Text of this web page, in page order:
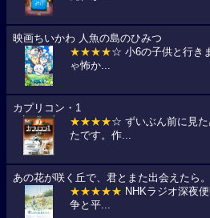
映画ちいかわ 人魚の島のひみつ
★★★★☆ 小6の子供と行き
ゃ怖か...
カプリコン・1
★★★★☆ ずいぶん前に見た
たです。作...
あの花が咲く丘で、君とまた出会えたら。
★★★★★ NHKラジオ深夜
争と平...